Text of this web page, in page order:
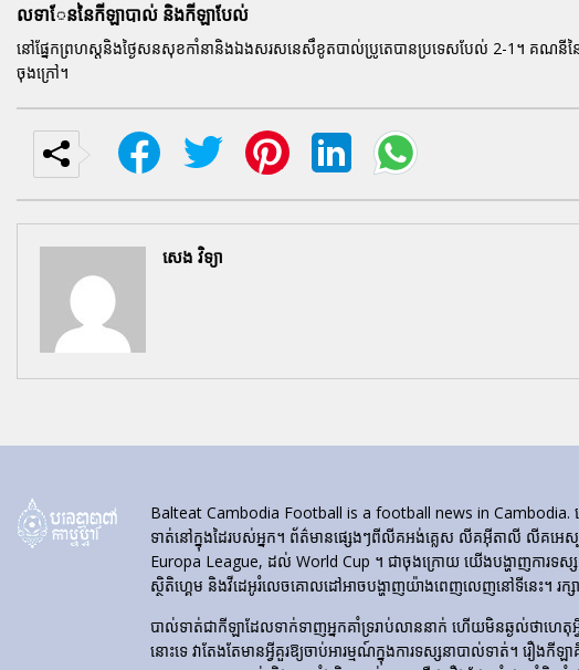
លទាែននៃកីឡាបាល់ និងកីឡាបែល់
នៅផ្នែកព្រហស្តនិងថ្ងៃសនសុខកាំនានិងឯងសរសនេសឹខូតបាល់ប្រូតេបានប្រទេសបែល់ 2-1។ គណ
ចុងក្រៅ។
សេង វិទ្យា
Balteat Cambodia Football is a football news in Cambodia.
ទាត់នៅក្នុងដៃរបស់អ្នក។ ព័ត៌មានផ្សេងៗពីលីគអង់គ្លេស លីគអ៊ីតាលី លីគអេស្
Europa League, ដល់ World Cup ។ ជាចុងក្រោយ យើងបង្ហាញការទស្
ស្ថិតិហ្គេម និងវីដេអូរំលេចគោលដៅអាចបង្ហាញយ៉ាងពេញលេញនៅទីនេះ។ រក្
បាល់ទាត់​ជា​កីឡា​ដែល​ទាក់​ទាញ​អ្នក​គាំទ្រ​រាប់​លាន​នាក់ ហើយ​មិន​ឆ្ងល់​ថា​ហេ
នោះទេ វាតែងតែមានអ្វីគួរឱ្យចាប់អារម្មណ៍ក្នុងការទស្សនាបាល់ទាត់។ រឿ